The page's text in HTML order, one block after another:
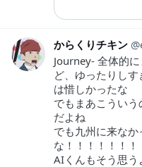
からくりチキン
Journey- 全体的
ど、ゆったりし
は惜しかったな
でもまあこうい
だよね
でも九州に来な
な！！！！！！！
AIくんもそう思う